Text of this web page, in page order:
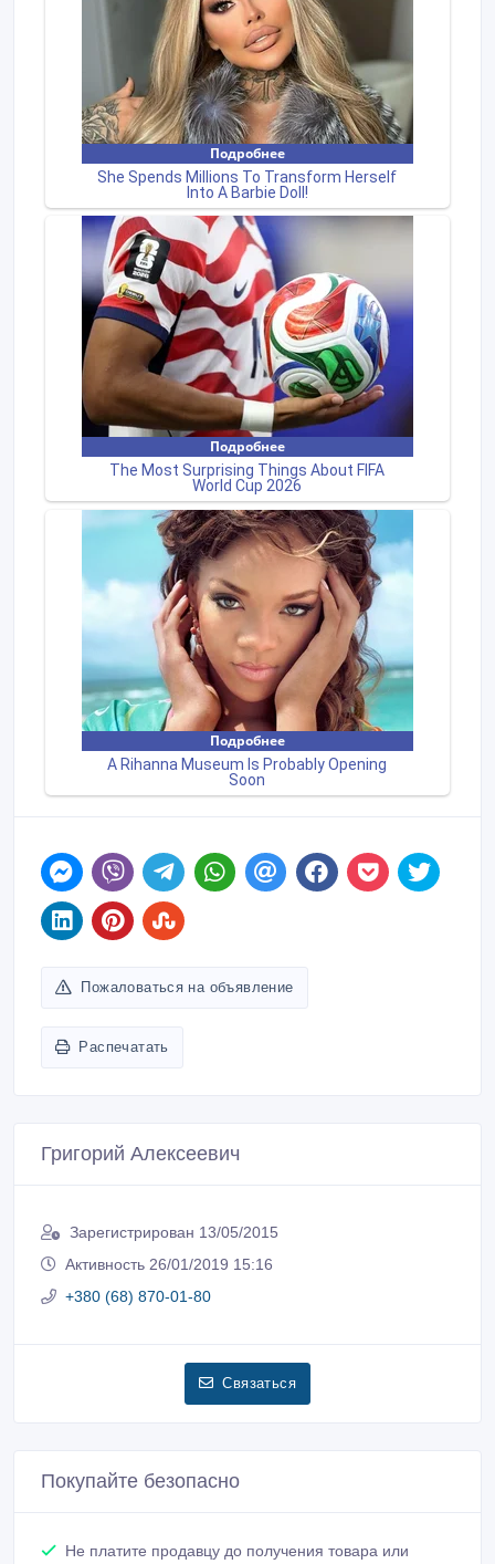
Пожаловаться на объявление
Распечатать
Григорий Алексеевич
Зарегистрирован 13/05/2015
Активность 26/01/2019 15:16
+380 (68) 870-01-80
Связаться
Покупайте безопасно
Не платите продавцу до получения товара или